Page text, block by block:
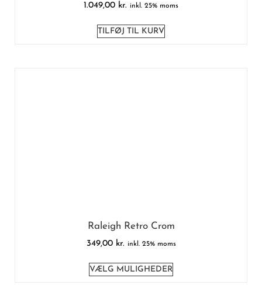
1.049,00 kr. inkl. 25% moms
TILFØJ TIL KURV
Raleigh Retro Crom
349,00 kr. inkl. 25% moms
VÆLG MULIGHEDER